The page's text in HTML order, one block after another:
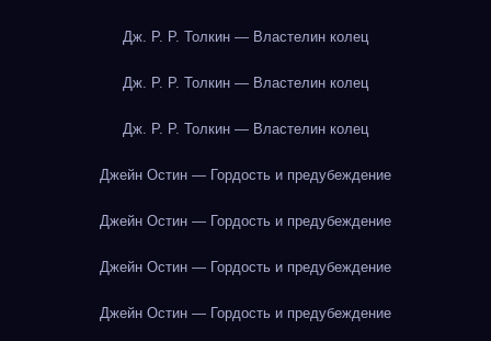
Дж. Р. Р. Толкин — Властелин колец
Дж. Р. Р. Толкин — Властелин колец
Дж. Р. Р. Толкин — Властелин колец
Джейн Остин — Гордость и предубеждение
Джейн Остин — Гордость и предубеждение
Джейн Остин — Гордость и предубеждение
Джейн Остин — Гордость и предубеждение